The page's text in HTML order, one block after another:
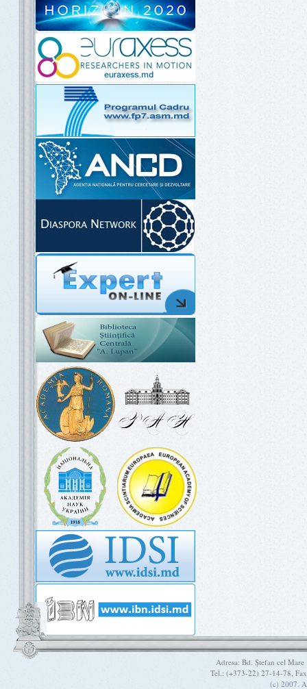
Adresa: Bd. Ştefan cel
Tel.: (+373-22) 27-14-78,
(c) 2007.